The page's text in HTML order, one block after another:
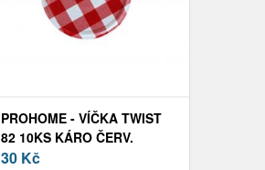
PROHOME - VÍČKA TWIST
82 10KS KÁRO ČERV.
30 Kč